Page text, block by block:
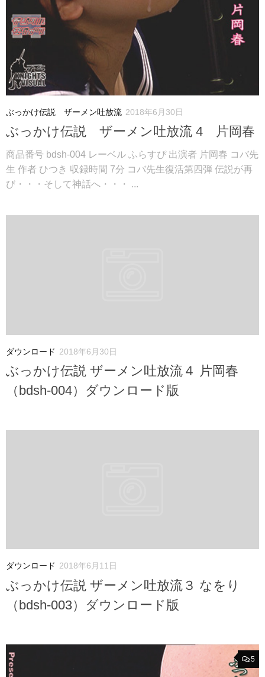
ぶっかけ伝説 ザーメン吐放流 2018年6月30日
ぶっかけ伝説 ザーメン吐放流 4 片岡春
商品番号 bdsh-004 レーベル ふらすぴ 出演者 片岡春 コバ先
生 作者 ひつき 収録時間 7分 コバ先生復活第四弾 伝説が再
び・・・そして神話へ・・・ ...
ダウンロード 2018年6月30日
ぶっかけ伝説 ザーメン吐放流４ 片岡春
（bdsh-004）ダウンロード版
ダウンロード 2018年6月11日
ぶっかけ伝説 ザーメン吐放流３ なをり
（bdsh-003）ダウンロード版
5